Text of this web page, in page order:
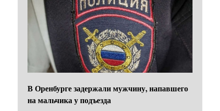
В Оренбурге задержали мужчину, напавшего
на мальчика у подъезда